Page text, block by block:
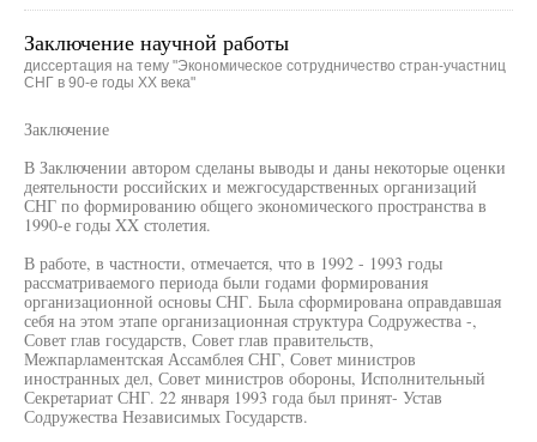
Заключение научной работы
диссертация на тему "Экономическое сотрудничество стран-участниц
СНГ в 90-е годы XX века"
Заключение
В Заключении автором сделаны выводы и даны некоторые оценки
деятельности российских и межгосударственных организаций
СНГ по формированию общего экономического пространства в
1990-е годы XX столетия.
В работе, в частности, отмечается, что в 1992 - 1993 годы
рассматриваемого периода были годами формирования
организационной основы СНГ. Была сформирована оправдавшая
себя на этом этапе организационная структура Содружества -,
Совет глав государств, Совет глав правительств,
Межпарламентская Ассамблея СНГ, Совет министров
иностранных дел, Совет министров обороны, Исполнительный
Секретариат СНГ. 22 января 1993 года был принят- Устав
Содружества Независимых Государств.